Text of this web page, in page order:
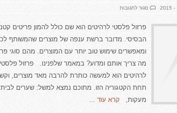
סגור לתגובותעל
לרהיטים
–
מה
שלך
פרזול פלסטי לרהיטים הוא שם כולל להמון פריטים
הבסיסי. מדובר ברשת ענפה של מוצרים שהמשותף
ומאפשרים שימוש טוב יותר עם המוצרים. מהם סוגי
מה צריך אותם ומדוע? במאמר שלפנינו. פרזול
לרהיטים הוא למעשה כותרת להרבה מאד מוצרים,
תחת הקטגוריה הזו. מתוכם נמצא למשל: שערים
מעקות, קרא עוד ...